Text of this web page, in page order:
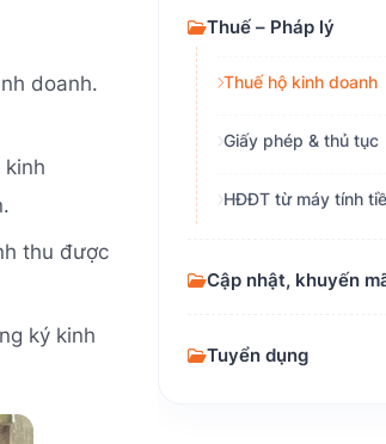
doanh.
thu được
ký kinh
Thuế – Pháp lý
Thuế hộ kinh doanh
Giấy phép & thủ tục
HĐĐT từ máy tính
Cập nhật, khuyến
Tuyển dụng